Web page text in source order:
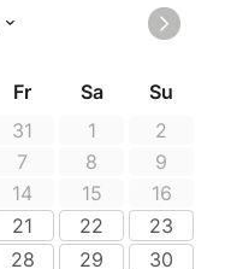
vous
sur
de 15h30.
la traite